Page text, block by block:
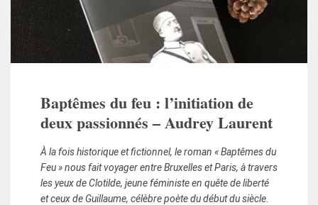
Baptêmes du feu : l’initiation de
deux passionnés – Audrey Laurent
À la fois historique et fictionnel, le roman « Baptêmes du
Feu » nous fait voyager entre Bruxelles et Paris, à travers
les yeux de Clotilde, jeune féministe en quête de liberté
et ceux de Guillaume, célèbre poète du début du siècle.